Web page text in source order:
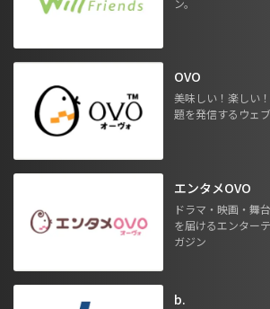
OVO
美味しい！楽しい
題を発信するウェ
エンタメOVO
ドラマ・映画・舞
を届けるエンター
ガジン
b.